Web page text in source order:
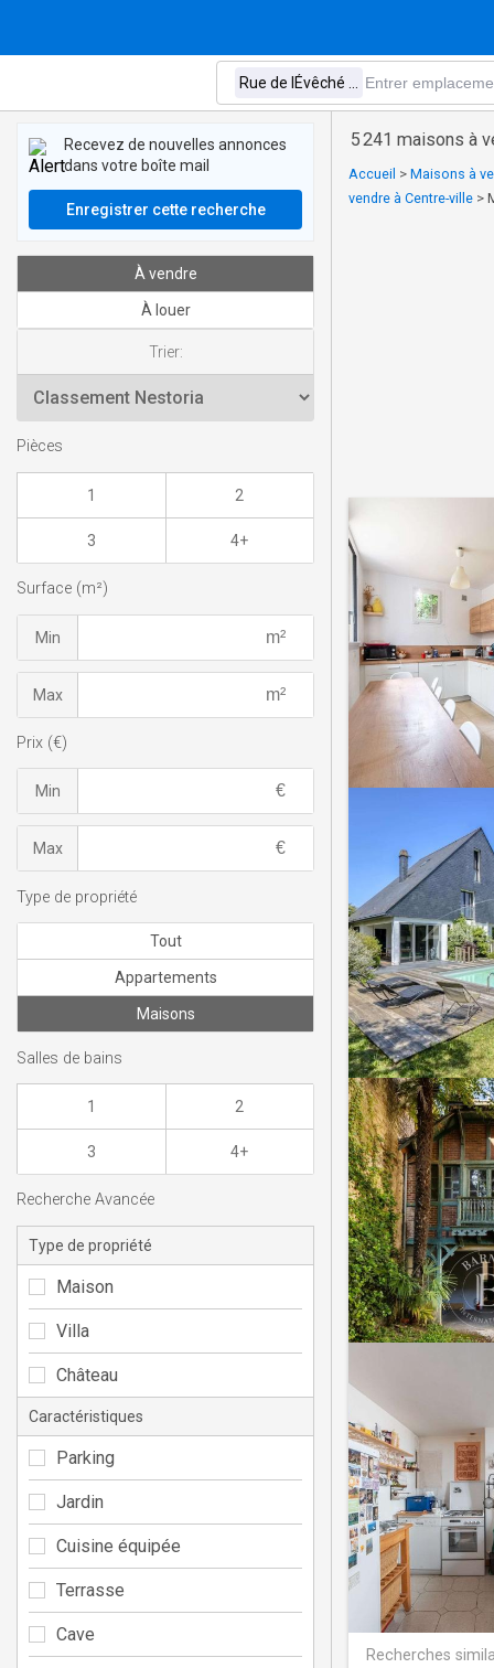
5 241 maisons à
Accueil > Maisons à
vendre à Centre-ville >
Recherches
Recevez de nouvelles annonces
dans votre boîte mail
Enregistrer cette recherche
À vendre
À louer
Trier:
Pièces
1 2
3 4+
Surface (m²)
Min
Max
Prix (€)
Min
Max
Type de propriété
Tout
Appartements
Maisons
Salles de bains
1 2
3 4+
Recherche Avancée
Type de propriété
Maison
Villa
Château
Caractéristiques
Parking
Jardin
Cuisine équipée
Terrasse
Cave